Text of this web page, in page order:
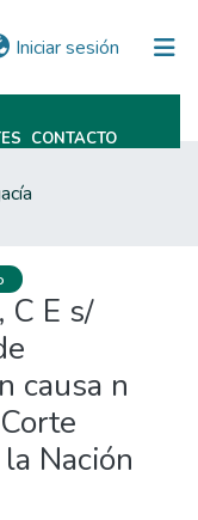
Iniciar sesión (current)
CONTACTO
E s/
causa n
Nación